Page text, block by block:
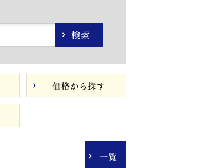
検索
価格から探す
一覧